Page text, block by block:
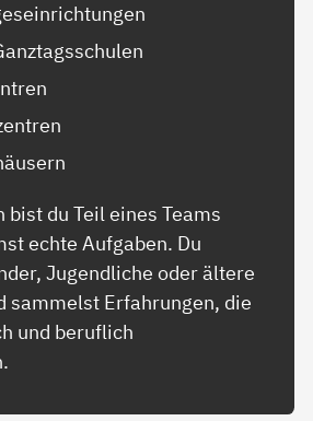
bist du Teil eines Teams
echte Aufgaben. Du
Jugendliche oder ältere
sammelst Erfahrungen, die
und beruflich